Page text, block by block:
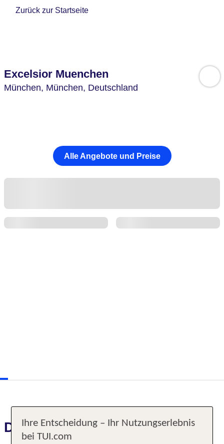
Zurück zur Startseite
Excelsior Muenchen
München, München, Deutschland
Alle Angebote und Preise
Das erwartet Sie
Ihre Entscheidung – Ihr Nutzungserlebnis
bei TUI.com